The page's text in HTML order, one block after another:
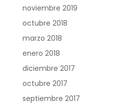
noviembre 2019
octubre 2018
marzo 2018
enero 2018
diciembre 2017
octubre 2017
septiembre 2017